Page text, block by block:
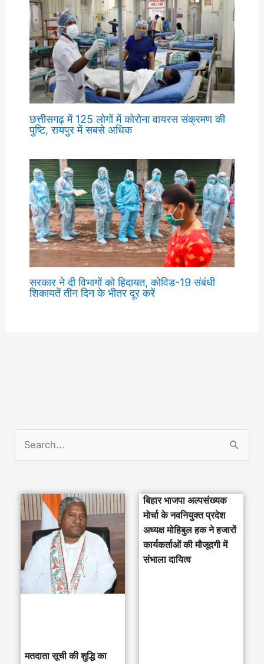
छत्तीसगढ़ में 125 लोगों में कोरोना वायरस संक्रमण की
पुष्टि, रायपुर में सबसे अधिक
सरकार ने दी विभागों को हिदायत, कोविड-19 संबंधी
शिकायतें तीन दिन के भीतर दूर करें
मतदाता सूची की शुद्धि का
बिहार भाजपा अल्पसंख्यक
मोर्चा के नवनियुक्त प्रदेश
अध्यक्ष मोहिबुल हक ने हजारों
कार्यकर्ताओं की मौजूदगी में
संभाला दायित्व